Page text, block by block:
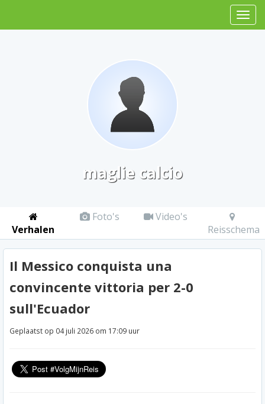
maglie calcio
Verhalen
Foto's
Video's
Reisschema
Il Messico conquista una
convincente vittoria per 2-0
sull'Ecuador
Geplaatst op 04 juli 2026 om 17:09 uur